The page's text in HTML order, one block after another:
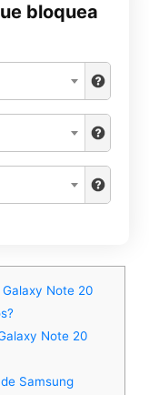
bloquea
Note 20
Note 20
Samsung